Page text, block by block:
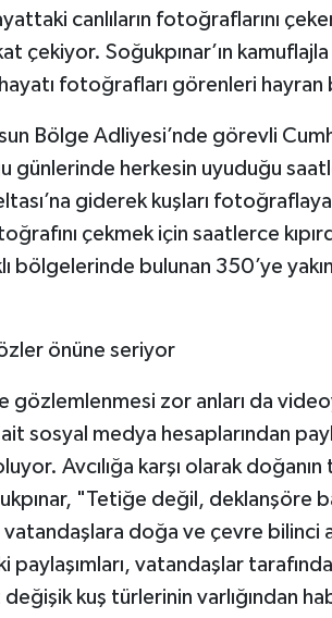
canlıların fotoğraflarını
çekiyor. Soğukpınar’ın
fotoğrafları görenleri hayran
Bölge Adliyesi’nde görevli
günlerinde herkesin uyuduğu
giderek kuşları
çekmek için saatlerce
bölgelerinde bulunan 350’ye
önüne seriyor
gözlemlenmesi zor anları da
ait sosyal medya hesaplarından
Avcılığa karşı olarak doğanın
"Tetiğe değil, deklanşöre
doğa ve çevre bilinci
paylaşımları, vatandaşlar
kuş türlerinin varlığından